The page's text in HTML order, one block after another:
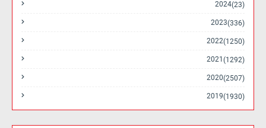
2024 (23)
2023 (336)
2022 (1250)
2021 (1292)
2020 (2507)
2019 (1930)